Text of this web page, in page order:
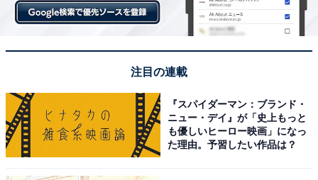
注目の連載
『スパイダーマン：ブランド・
ニュー・デイ』が「史上もっと
も優しいヒーロー映画」になっ
た理由。予習したい作品は？